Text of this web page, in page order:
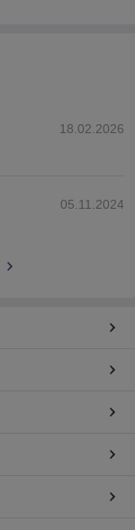
18.02.2026
05.11.2024